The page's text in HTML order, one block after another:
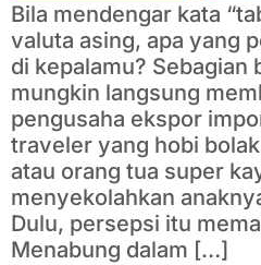
Bila mendengar kata
valuta asing, apa yang
di kepalamu? Sebagian
mungkin langsung
pengusaha ekspor
traveler yang hobi
atau orang tua super
menyekolahkan
Dulu, persepsi itu
Menabung dalam […]